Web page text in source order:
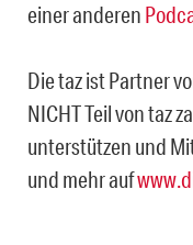
einer anderen
Die taz ist Partner
NICHT Teil von taz
unterstützen und
und mehr auf